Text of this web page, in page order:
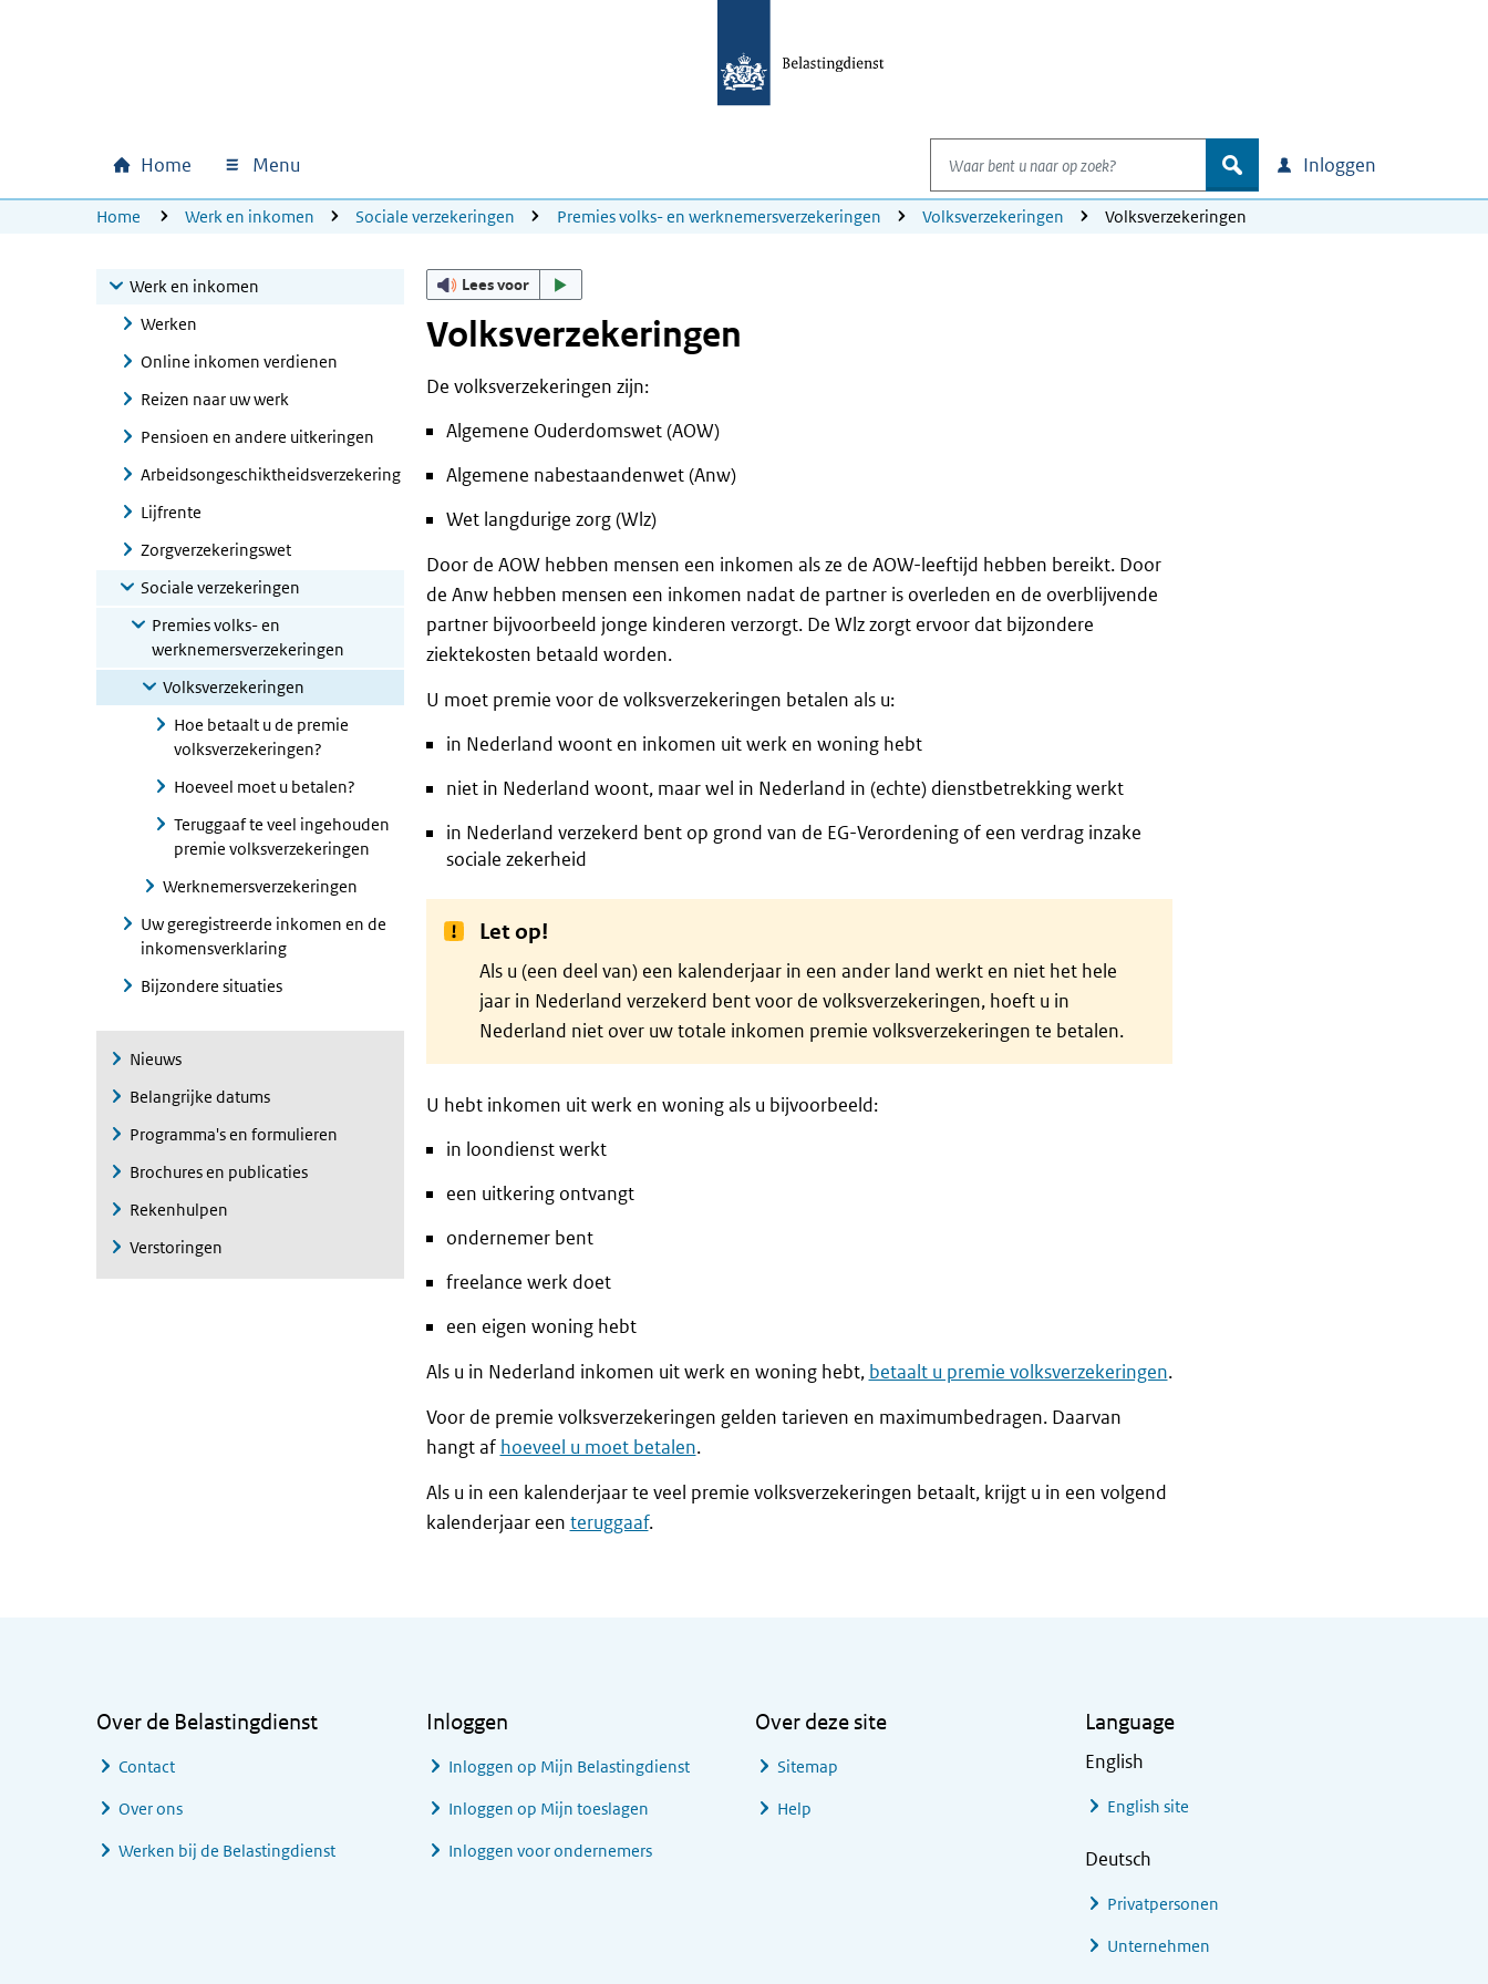
Hoofdnavigatie
Home Menu
Waar bent u naar op zoek?
zoek Inloggen
U bevindt zich hier:
Home Werk en inkomen Sociale verzekeringen Premies volks- en werknemersverzekeringen Volksverzekeringen Volksverzekeringen
Werk en inkomen
Werken
Online inkomen verdienen
Reizen naar uw werk
Pensioen en andere uitkeringen
Arbeidsongeschiktheidsverzekering
Lijfrente
Zorgverzekeringswet
Sociale verzekeringen
Premies volks- en
werknemersverzekeringen
Volksverzekeringen
Hoe betaalt u de premie
volksverzekeringen?
Hoeveel moet u betalen?
Teruggaaf te veel ingehouden
premie volksverzekeringen
Werknemersverzekeringen
Uw geregistreerde inkomen en de
inkomensverklaring
Bijzondere situaties
Nieuws
Belangrijke datums
Programma's en formulieren
Brochures en publicaties
Rekenhulpen
Verstoringen
Lees voor
Volksverzekeringen
De volksverzekeringen zijn:
Algemene Ouderdomswet (AOW)
Algemene nabestaandenwet (Anw)
Wet langdurige zorg (Wlz)
Door de AOW hebben mensen een inkomen als ze de AOW-leeftijd hebben bereikt. Door
de Anw hebben mensen een inkomen nadat de partner is overleden en de overblijvende
partner bijvoorbeeld jonge kinderen verzorgt. De Wlz zorgt ervoor dat bijzondere
ziektekosten betaald worden.
U moet premie voor de volksverzekeringen betalen als u:
in Nederland woont en inkomen uit werk en woning hebt
niet in Nederland woont, maar wel in Nederland in (echte) dienstbetrekking werkt
in Nederland verzekerd bent op grond van de EG-Verordening of een verdrag inzake
sociale zekerheid
Let op!
Als u (een deel van) een kalenderjaar in een ander land werkt en niet het hele
jaar in Nederland verzekerd bent voor de volksverzekeringen, hoeft u in
Nederland niet over uw totale inkomen premie volksverzekeringen te betalen.
U hebt inkomen uit werk en woning als u bijvoorbeeld:
in loondienst werkt
een uitkering ontvangt
ondernemer bent
freelance werk doet
een eigen woning hebt
Als u in Nederland inkomen uit werk en woning hebt, betaalt u premie volksverzekeringen.
Voor de premie volksverzekeringen gelden tarieven en maximumbedragen. Daarvan
hangt af hoeveel u moet betalen.
Als u in een kalenderjaar te veel premie volksverzekeringen betaalt, krijgt u in een volgend
kalenderjaar een teruggaaf.
Over de Belastingdienst
Contact
Over ons
Werken bij de Belastingdienst
Inloggen
Inloggen op Mijn Belastingdienst
Inloggen op Mijn toeslagen
Inloggen voor ondernemers
Over deze site
Sitemap
Help
Language
English
English site
Deutsch
Privatpersonen
Unternehmen